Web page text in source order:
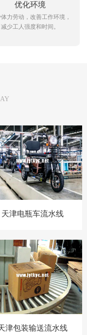
优化环境
力劳动，改善工作环境，
减少工人强度和时间。
天津电瓶车流水线
津包装输送流水线